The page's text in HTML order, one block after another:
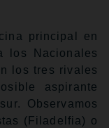
principal en
los Nacionales
los tres rivales
aspirante
Observamos
(Filadelfia) o